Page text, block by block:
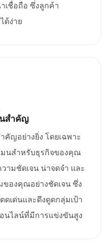
เชื่อถือ ซึ่งลูกค้า
ด้ง่าย
สำคัญ
ญอย่างยิ่ง โดยเฉพาะ
มนสำหรับธุรกิจของคุณ
ามชัดเจน น่าจดจำ และ
ของคุณอย่างชัดเจน ซึ่ง
เด่นและดึงดูดกลุ่มเป้า
นไลน์ที่มีการแข่งขันสูง